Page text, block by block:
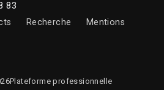
83
Recherche
Mentions
Plateforme professionnelle